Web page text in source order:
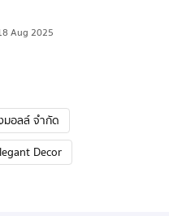
Aug 2025
มอลล์ จำกัด
Decor